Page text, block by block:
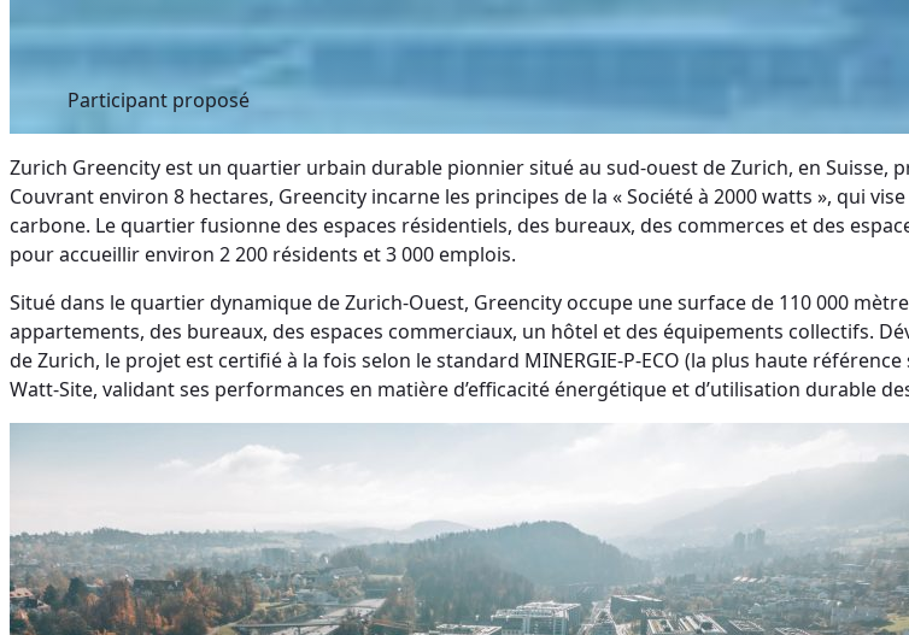
Participant proposé
Zurich Greencity est un quartier urbain durable pionnier situé au sud-ouest de Zurich, en Suisse,
Couvrant environ 8 hectares, Greencity incarne les principes de la « Société à 2000 watts », qui
carbone. Le quartier fusionne des espaces résidentiels, des bureaux, des commerces et des
pour accueillir environ 2 200 résidents et 3 000 emplois.
Situé dans le quartier dynamique de Zurich-Ouest, Greencity occupe une surface de 110 000
appartements, des bureaux, des espaces commerciaux, un hôtel et des équipements collectifs.
de Zurich, le projet est certifié à la fois selon le standard MINERGIE-P-ECO (la plus haute
Watt-Site, validant ses performances en matière d’efficacité énergétique et d’utilisation durable